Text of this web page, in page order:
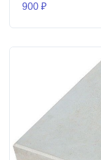
900 ₽